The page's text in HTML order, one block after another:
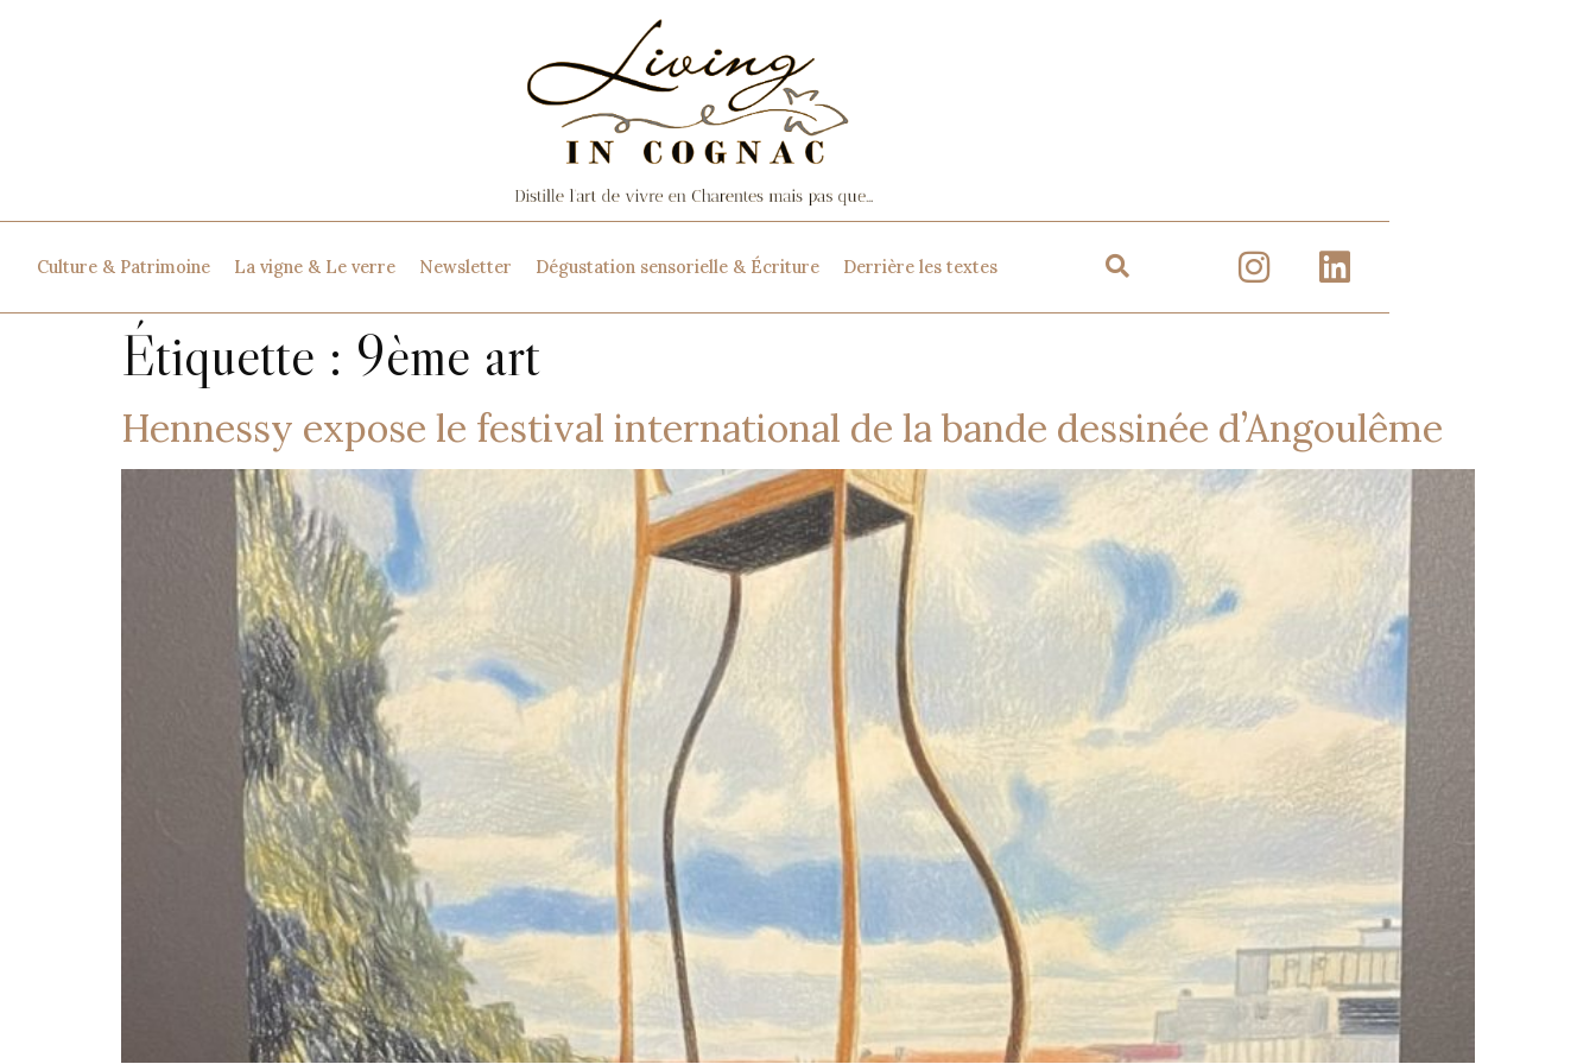
Culture & Patrimoine La vigne & Le verre Newsletter Dégustation sensorielle & Écriture Derrière les textes
Étiquette : 9ème art
Hennessy expose le festival international de la bande dessinée d’Angoulême